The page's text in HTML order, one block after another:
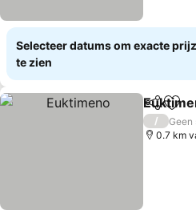
Selecteer datums om exacte
te zien
Delen
/
Geen
0.7 km